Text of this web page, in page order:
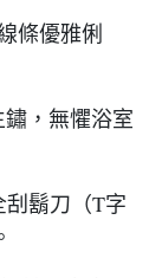
條優雅俐
，無懼浴室
刮鬍刀（T字